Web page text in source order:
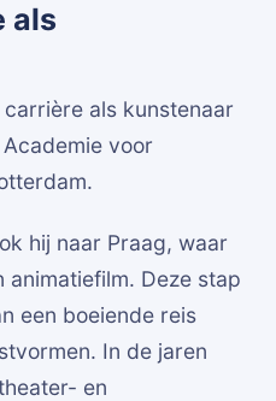
als
als kunstenaar
voor
hij naar Praag, waar
animatiefilm. Deze stap
een boeiende reis
In de jaren
en